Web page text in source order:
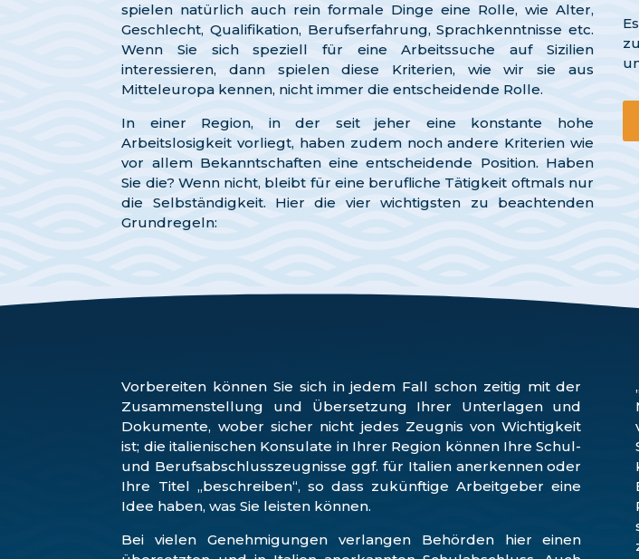
spielen natürlich auch rein formale Dinge eine Rolle, wie Alter,
Geschlecht, Qualifikation, Berufserfahrung, Sprachkenntnisse etc.
Wenn Sie sich speziell für eine Arbeitssuche auf Sizilien
interessieren, dann spielen diese Kriterien, wie wir sie aus
Mitteleuropa kennen, nicht immer die entscheidende Rolle.
In einer Region, in der seit jeher eine konstante hohe
Arbeitslosigkeit vorliegt, haben zudem noch andere Kriterien wie
vor allem Bekanntschaften eine entscheidende Position. Haben
Sie die? Wenn nicht, bleibt für eine berufliche Tätigkeit oftmals nur
die Selbständigkeit. Hier die vier wichtigsten zu beachtenden
Grundregeln:
Vorbereiten können Sie sich in jedem Fall schon zeitig mit der
Zusammenstellung und Übersetzung Ihrer Unterlagen und
Dokumente, wober sicher nicht jedes Zeugnis von Wichtigkeit
ist; die italienischen Konsulate in Ihrer Region können Ihre Schul-
und Berufsabschlusszeugnisse ggf. für Italien anerkennen oder
Ihre Titel „beschreiben“, so dass zukünftige Arbeitgeber eine
Idee haben, was Sie leisten können.
Bei vielen Genehmigungen verlangen Behörden hier einen